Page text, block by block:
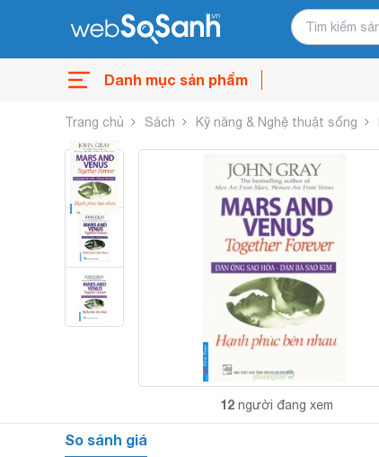
Danh mục sản phẩm
Trang chủ Sách Kỹ năng & Nghệ thuật sống
12 người đang xem
So sánh giá